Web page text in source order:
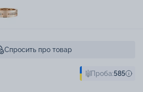
Спросить про товар
Проба:585